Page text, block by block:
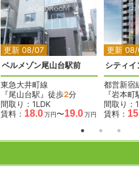
更新 08/07
2 2
ベルメゾン尾山台駅前
東急大井町線
『尾山台駅』徒歩2分
間取り：1LDK
賃料： 18.0万円〜19.0万円
更新
シティイ
都営新宿
『岩本
間取り：
賃料：